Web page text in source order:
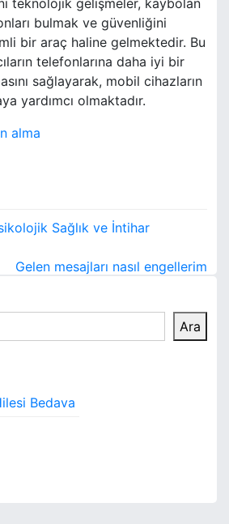
teknolojik gelişmeler, kaybolan
bulmak ve güvenliğini
bir araç haline gelmektedir. Bu
telefonlarına daha iyi bir
sağlayarak, mobil cihazların
yardımcı olmaktadır.
alma
Sağlık ve İntihar
Gelen mesajları nasıl engellerim
Ara
Bedava